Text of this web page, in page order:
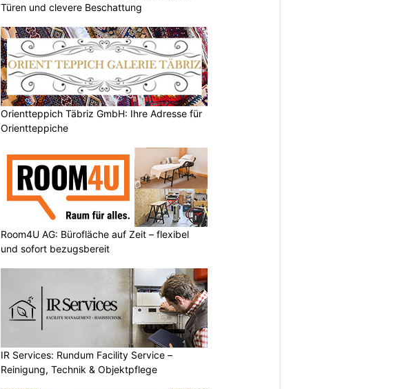
Türen und clevere Beschattung
Orientteppich Täbriz GmbH: Ihre Adresse für
Orientteppiche
Room4U AG: Bürofläche auf Zeit – flexibel
und sofort bezugsbereit
IR Services: Rundum Facility Service –
Reinigung, Technik & Objektpflege